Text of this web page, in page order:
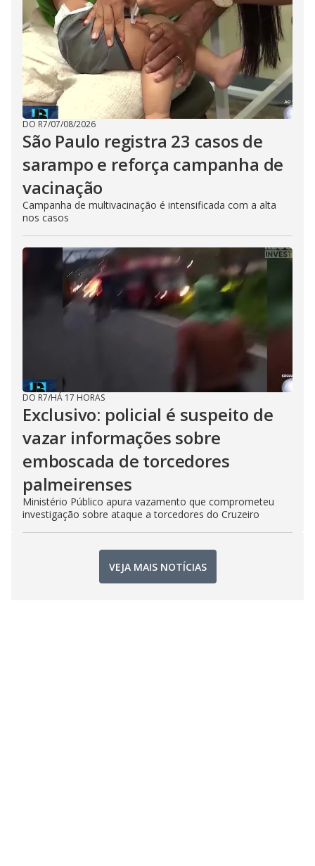
DO R7/07/08/2026
São Paulo registra 23 casos de
sarampo e reforça campanha de
vacinação
Campanha de multivacinação é intensificada com a alta
nos casos
DO R7/HÁ 17 HORAS
Exclusivo: policial é suspeito de
vazar informações sobre
emboscada de torcedores
palmeirenses
Ministério Público apura vazamento que comprometeu
investigação sobre ataque a torcedores do Cruzeiro
VEJA MAIS NOTÍCIAS